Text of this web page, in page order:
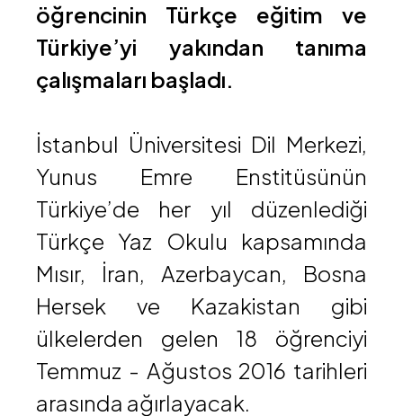
öğrencinin Türkçe eğitim ve
Türkiye’yi yakından tanıma
çalışmaları başladı.
İstanbul Üniversitesi Dil Merkezi,
Yunus Emre Enstitüsünün
Türkiye’de her yıl düzenlediği
Türkçe Yaz Okulu kapsamında
Mısır, İran, Azerbaycan, Bosna
Hersek ve Kazakistan gibi
ülkelerden gelen 18 öğrenciyi
Temmuz - Ağustos 2016 tarihleri
arasında ağırlayacak.